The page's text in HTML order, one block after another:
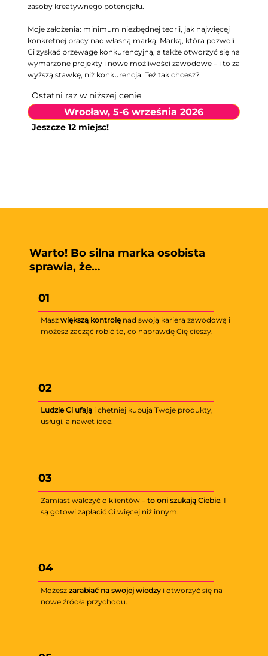
zasoby kreatywnego potencjału.
Moje założenia: minimum niezbędnej teorii, jak najwięcej
konkretnej pracy nad własną marką. Marką, która pozwoli
Ci zyskać przewagę konkurencyjną, a także otworzyć się na
wymarzone projekty i nowe możliwości zawodowe – i to za
wyższą stawkę, niż konkurencja. Też tak chcesz?
Ostatni raz w niższej cenie
Wrocław, 5-6 września 2026
Jeszcze 12 miejsc!
Warto! Bo silna marka osobista
sprawia, że…
01
Maszwiększą kontrolęnad swoją karierą zawodową i
możesz zacząć robić to, co naprawdę Cię cieszy.
02
Ludzie Ci ufają i chętniej kupują Twoje produkty,
usługi, a nawet idee.
03
Zamiast walczyć o klientów –to oni szukają Ciebie. I
są gotowi zapłacić Ci więcej niż innym.
04
Możeszzarabiać na swojej wiedzy i otworzyć się na
nowe źródła przychodu.